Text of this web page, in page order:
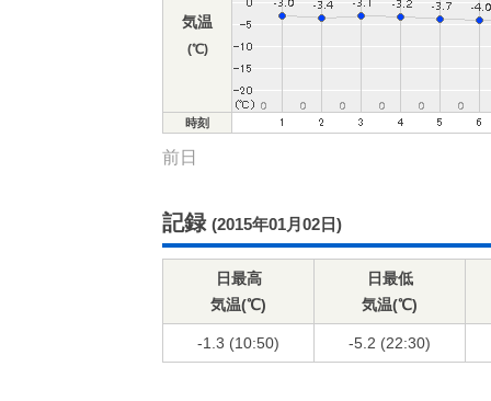
気温
(℃)
時刻
前日
記録 (2015年01月02日)
日最高
気温(℃)
日最低
気温(℃)
-1.3 (10:50) -5.2 (22:30)